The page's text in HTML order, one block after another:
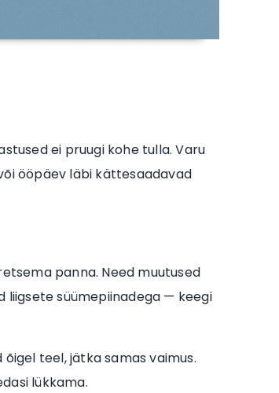
ei pruugi kohe tulla. Varu
ööpäev läbi kättesaadavad
panna. Need muutused
liigsete süümepiinadega — keegi
teel, jätka samas vaimus.
lükkama.